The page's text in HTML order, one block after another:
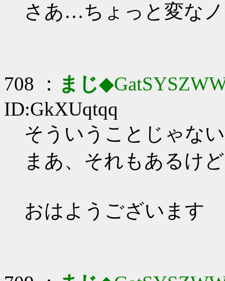
さあ…ちょっと変な
708 ： まじ
ID:GkXUqtqq
そういうことじゃな
まあ、それもあるけど
おはようございます